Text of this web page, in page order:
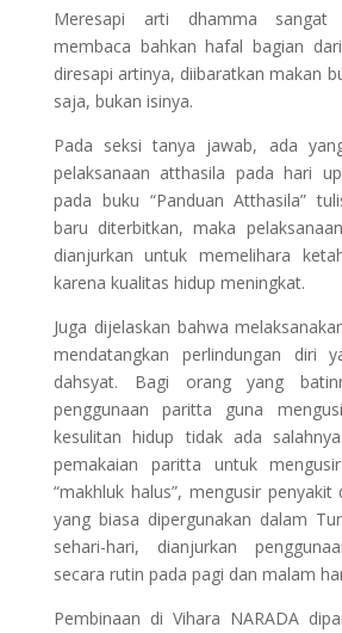
Meresapi arti dhamma sangat
membaca bahkan hafal bagian
diresapi artinya, diibaratkan makan
saja, bukan isinya.
Pada seksi tanya jawab, ada
pelaksanaan atthasila pada hari
pada buku “Panduan Atthasila”
baru diterbitkan, maka
dianjurkan untuk memelihara
karena kualitas hidup meningkat.
Juga dijelaskan bahwa
mendatangkan perlindungan diri
dahsyat. Bagi orang yang
penggunaan paritta guna
kesulitan hidup tidak ada
pemakaian paritta untuk
“makhluk halus”, mengusir
yang biasa dipergunakan dalam
sehari-hari, dianjurkan
secara rutin pada pagi dan malam
Pembinaan di Vihara NARADA